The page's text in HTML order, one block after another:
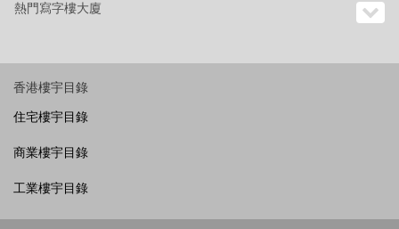
熱門寫字樓大廈
香港樓宇目錄
住宅樓宇目錄
商業樓宇目錄
工業樓宇目錄